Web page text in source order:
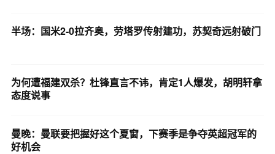
半场：国米2-0拉齐奥，劳塔罗传射建功，苏契奇远射破门
为何遭福建双杀？杜锋直言不讳，肯定1人爆发，胡明轩拿
态度说事
曼晚：曼联要把握好这个夏窗，下赛季是争夺英超冠军的
好机会